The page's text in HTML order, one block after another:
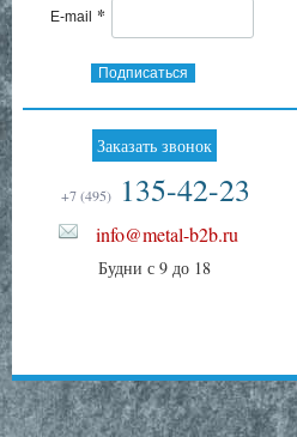
E-mail *
Подписаться
Заказать звонок
+7 (495) 135-42-23
info@metal-b2b.ru
Будни с 9 до 18